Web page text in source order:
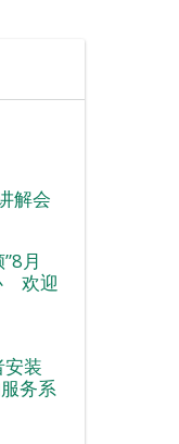
解会
月
欢迎
装
务系